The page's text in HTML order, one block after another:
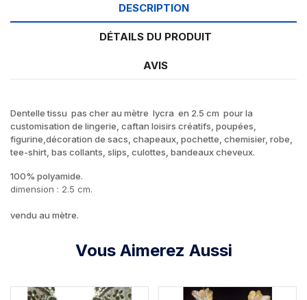
DESCRIPTION
DÉTAILS DU PRODUIT
AVIS
Dentelle tissu pas cher au mètre lycra en 2.5 cm pour la
customisation de lingerie, caftan loisirs créatifs, poupées,
figurine,décoration de sacs, chapeaux, pochette, chemisier, robe,
tee-shirt, bas collants, slips, culottes, bandeaux cheveux.
100% polyamide.
dimension : 2.5 cm.
vendu au mètre.
Vous Aimerez Aussi